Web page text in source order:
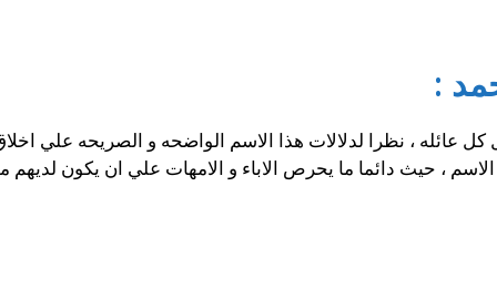
:
كل عائله ، نظرا لدلالات هذا الاسم الواضحه و الصريحه علي
الاسم ، حيث دائما ما يحرص الاباء و الامهات علي ان يكون